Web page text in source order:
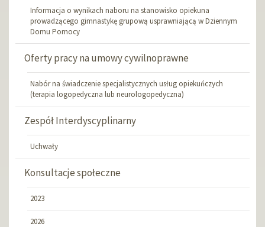
Informacja o wynikach naboru na stanowisko opiekuna
prowadzącego gimnastykę grupową usprawniającą w Dziennym
Domu Pomocy
Oferty pracy na umowy cywilnoprawne
Nabór na świadczenie specjalistycznych usług opiekuńczych
(terapia logopedyczna lub neurologopedyczna)
Zespół Interdyscyplinarny
Uchwały
Konsultacje społeczne
2023
2026